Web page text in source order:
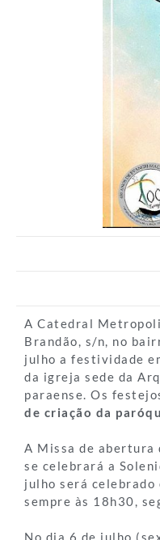
A Catedral
Brandão, s/n, no
julho a festividade
da igreja sede da
paraense. Os
de criação da
A Missa de abertura
se celebrará a
julho será celebrado
sempre às 18h30,
No dia 6 de julho